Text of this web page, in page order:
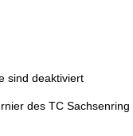
sind deaktiviert
des TC